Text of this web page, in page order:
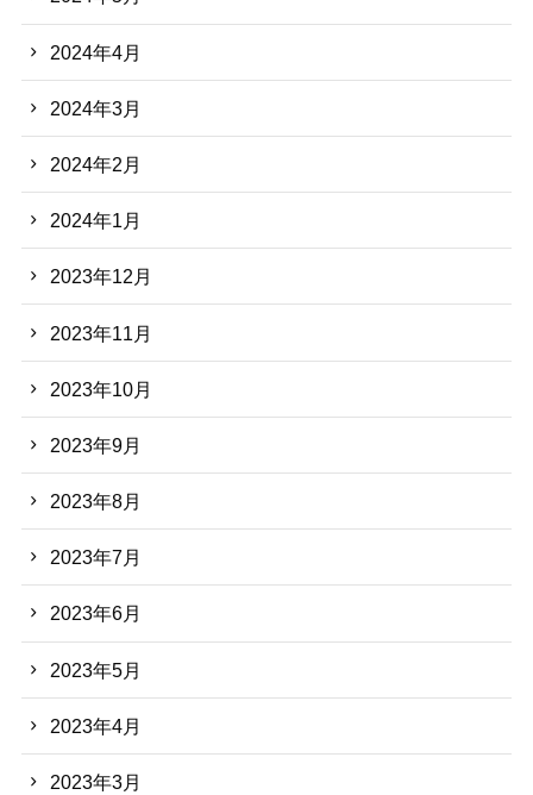
2024年4月
2024年3月
2024年2月
2024年1月
2023年12月
2023年11月
2023年10月
2023年9月
2023年8月
2023年7月
2023年6月
2023年5月
2023年4月
2023年3月